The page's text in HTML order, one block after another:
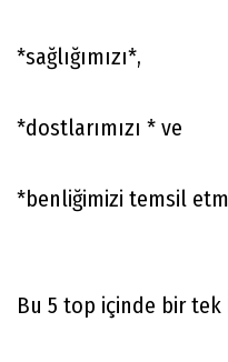
*sağlığımızı*,
*dostlarımızı * ve
*benliğimizi temsil
Bu 5 top içinde bir